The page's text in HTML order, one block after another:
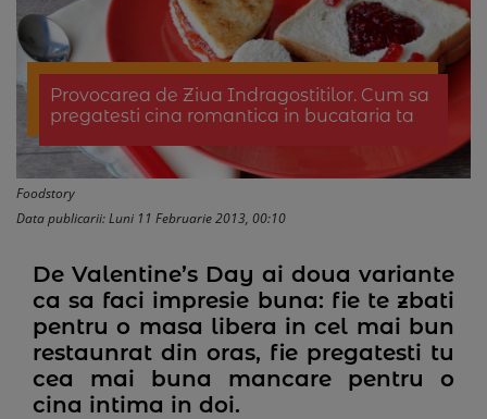
Provocarea de Ziua Indragostitilor. Cum sa
pregatesti cina romantica in bucataria ta
Foodstory
Data publicarii: Luni 11 Februarie 2013, 00:10
De Valentine’s Day ai doua variante
ca sa faci impresie buna: fie te zbati
pentru o masa libera in cel mai bun
restaunrat din oras, fie pregatesti tu
cea mai buna mancare pentru o
cina intima in doi.